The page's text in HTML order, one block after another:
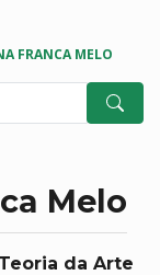
FRANCA MELO
Melo
da Arte